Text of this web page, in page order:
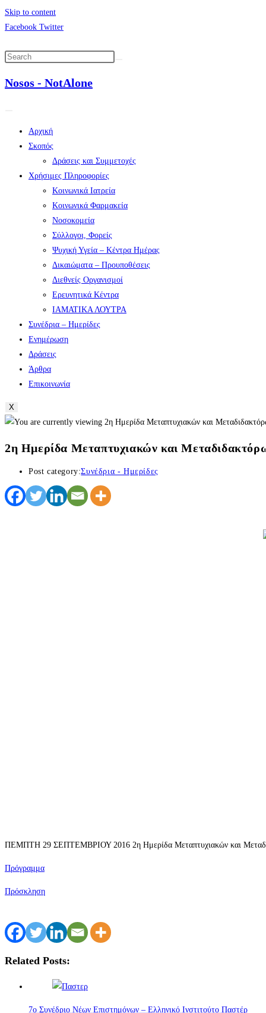
Skip to content
Facebook Twitter
Nosos - NotAlone
Αρχική
Σκοπός
Δράσεις και Συμμετοχές
Χρήσιμες Πληροφορίες
Κοινωνικά Ιατρεία
Κοινωνικά Φαρμακεία
Νοσοκομεία
Σύλλογοι, Φορείς
Ψυχική Υγεία – Κέντρα Ημέρας
Δικαιώματα – Προυποθέσεις
Διεθνείς Οργανισμοί
Ερευνητικά Κέντρα
ΙΑΜΑΤΙΚΑ ΛΟΥΤΡΑ
Συνέδρια – Ημερίδες
Ενημέρωση
Δράσεις
Άρθρα
Επικοινωνία
X
2η Ημερίδα Μεταπτυχιακών και
Post category:Συνέδρια - Ημερίδες
ΠΕΜΠΤΗ 29 ΣΕΠΤΕΜΒΡΙΟΥ 2016 2η Ημερίδα Μεταπτυχιακών και
Πρόγραμμα
Πρόσκληση
Related Posts:
7ο Συνέδριο Νέων Επιστημόνων – Ελληνικό Ινστιτούτο Παστέρ